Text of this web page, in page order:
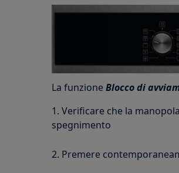
La funzioneBlocco di
1. Verificare che la
spegnimento
2. Premere